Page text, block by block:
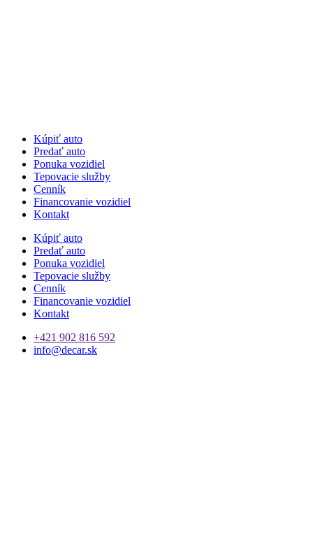
Kúpiť auto
Predať auto
Ponuka vozidiel
Tepovacie služby
Cenník
Financovanie vozidiel
Kontakt
Kúpiť auto
Predať auto
Ponuka vozidiel
Tepovacie služby
Cenník
Financovanie vozidiel
Kontakt
+421 902 816 592
info@decar.sk